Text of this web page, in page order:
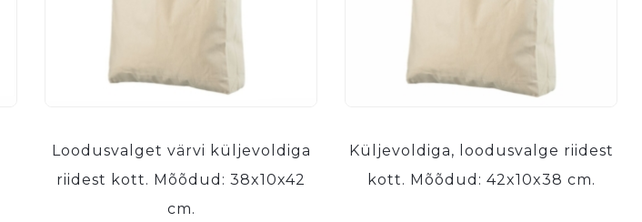
Loodusvalget värvi küljevoldiga
riidest kott. Mõõdud: 38x10x42
cm.
Küljevoldiga, loodusvalge riidest
kott. Mõõdud: 42x10x38 cm.